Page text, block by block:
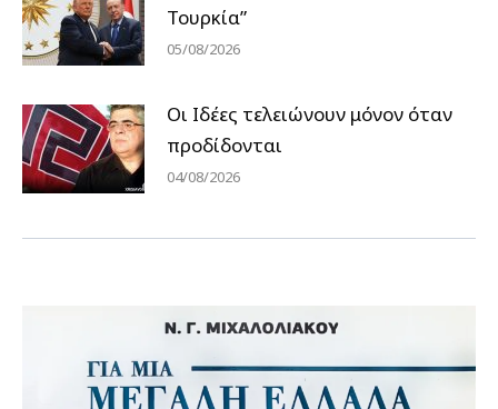
Τουρκία”
05/08/2026
Οι Ιδέες τελειώνουν μόνον όταν
προδίδονται
04/08/2026